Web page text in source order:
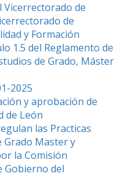
de
de
y Formación
1.5 del Reglamento de
de Grado, Máster
2025
y aprobación de
de León
las Practicas
Grado Master y
la Comisión
Gobierno del